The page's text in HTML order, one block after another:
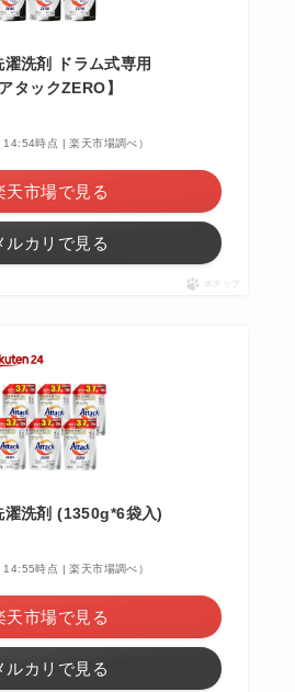
洗剤 ドラム式専用
タックZERO】
時点 | 楽天市場調べ）
天市場で見る
ルカリで見る
ポチップ
濯洗剤 (1350g*6袋入)
時点 | 楽天市場調べ）
天市場で見る
ルカリで見る